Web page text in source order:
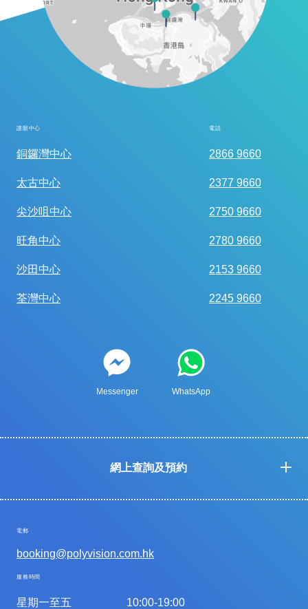
全面眼科視光檢查
護眼中心 電話
銅鑼灣中心 2866 9660
太古中心 2377 9660
尖沙咀中心 2750 9660
旺角中心 2780 9660
沙田中心 2153 9660
荃灣中心 2245 9660
Messenger WhatsApp
網上查詢及預約
電郵
booking@polyvision.com.hk
服務時間
星期一至五
10:00-19:00